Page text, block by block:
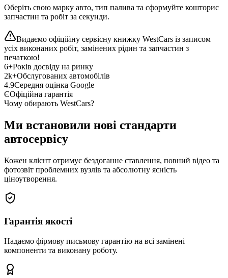
Оберіть свою марку авто, тип палива та сформуйте кошторис
запчастин та робіт за секунди.
Видаємо офіційну сервісну книжку WestCars із записом
усіх виконаних робіт, замінених рідин та запчастин з
печаткою!
6+Років досвіду на ринку
2k+Обслугованих автомобілів
4.9Середня оцінка Google
ЄОфіційна гарантія
Чому обирають WestCars?
Ми встановили нові стандарти
автосервісу
Кожен клієнт отримує бездоганне ставлення, повний відео та
фотозвіт проблемних вузлів та абсолютну ясність
ціноутворення.
Гарантія якості
Надаємо фірмову письмову гарантію на всі замінені
компоненти та виконану роботу.